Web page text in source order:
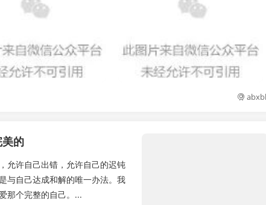
的
允许自己出错，允许自己的迟钝
与自己达成和解的唯一办法。我
那个完整的自己。...